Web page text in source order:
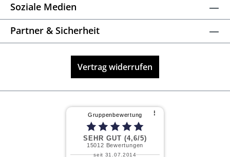
Soziale Medien
Partner & Sicherheit
Vertrag widerrufen